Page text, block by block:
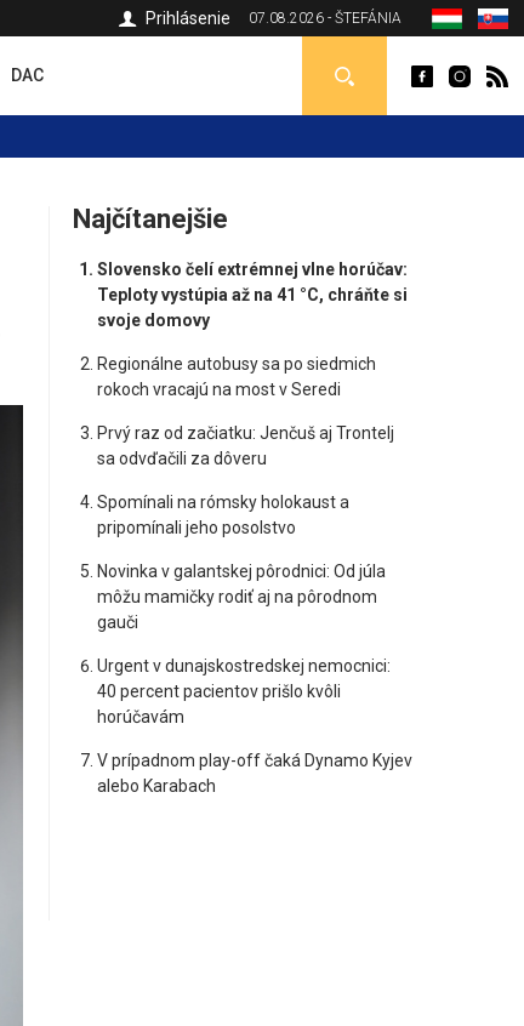
07.08.2026 - ŠTEFÁNIA
Prihlásenie
DAC
Najčítanejšie
Slovensko čelí extrémnej vlne horúčav:
Teploty vystúpia až na 41 °C, chráňte si
svoje domovy
Regionálne autobusy sa po siedmich
rokoch vracajú na most v Seredi
Prvý raz od začiatku: Jenčuš aj Trontelj
sa odvďačili za dôveru
Spomínali na rómsky holokaust a
pripomínali jeho posolstvo
Novinka v galantskej pôrodnici: Od júla
môžu mamičky rodiť aj na pôrodnom
gauči
Urgent v dunajskostredskej nemocnici:
40 percent pacientov prišlo kvôli
horúčavám
V prípadnom play-off čaká Dynamo Kyjev
alebo Karabach